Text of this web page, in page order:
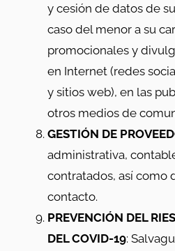
y cesión de datos de
caso del menor a su
promocionales y
en Internet (redes
y sitios web), en las
otros medios de
GESTIÓN DE
administrativa,
contratados, así como
contacto.
PREVENCIÓN DEL
DEL COVID-19: